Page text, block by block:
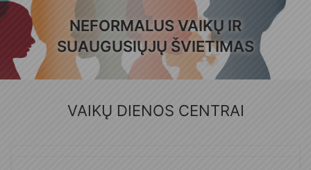
NEFORMALUS VAIKŲ IR
SUAUGUSIŲJŲ ŠVIETIMAS
VAIKŲ DIENOS CENTRAI